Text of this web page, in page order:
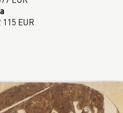
115 EUR